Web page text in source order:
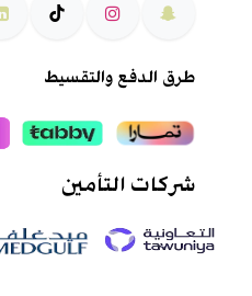
طرق الدفع والتقسيط
شركات التأمين